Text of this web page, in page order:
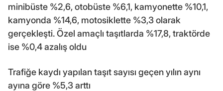
minibüste %2,6, otobüste %6,1, kamyonette %10,1,
kamyonda %14,6, motosiklette %3,3 olarak
gerçekleşti. Özel amaçlı taşıtlarda %17,8, traktörde
ise %0,4 azalış oldu
Trafiğe kaydı yapılan taşıt sayısı geçen yılın aynı
ayına göre %5,3 arttı